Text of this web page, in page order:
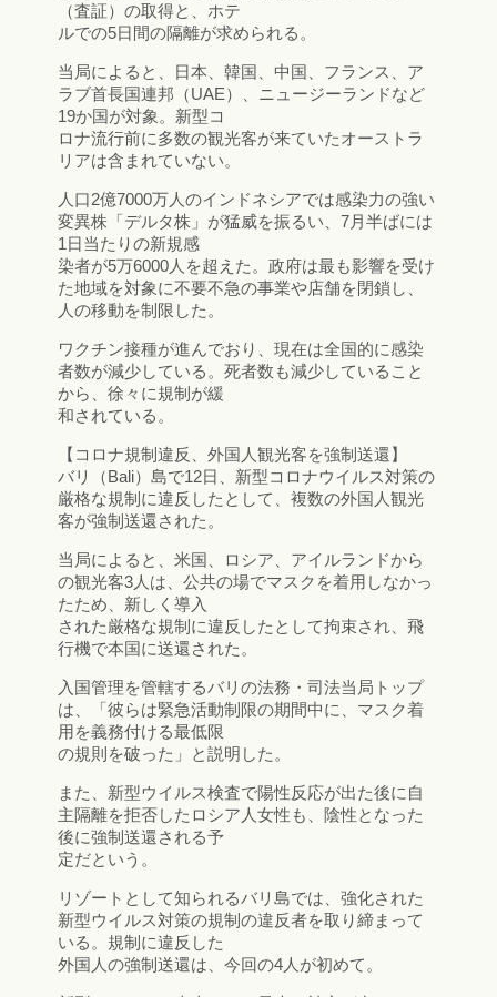
（査証）の取得と、ホテ
ルでの5日間の隔離が求められる。
当局によると、日本、韓国、中国、フランス、ア
ラブ首長国連邦（UAE）、ニュージーランドなど
19か国が対象。新型コ
ロナ流行前に多数の観光客が来ていたオーストラ
リアは含まれていない。
人口2億7000万人のインドネシアでは感染力の強い
変異株「デルタ株」が猛威を振るい、7月半ばには
1日当たりの新規感
染者が5万6000人を超えた。政府は最も影響を受け
た地域を対象に不要不急の事業や店舗を閉鎖し、
人の移動を制限した。
ワクチン接種が進んでおり、現在は全国的に感染
者数が減少している。死者数も減少していること
から、徐々に規制が緩
和されている。
【コロナ規制違反、外国人観光客を強制送還】
バリ（Bali）島で12日、新型コロナウイルス対策の
厳格な規制に違反したとして、複数の外国人観光
客が強制送還された。
当局によると、米国、ロシア、アイルランドから
の観光客3人は、公共の場でマスクを着用しなかっ
たため、新しく導入
された厳格な規制に違反したとして拘束され、飛
行機で本国に送還された。
入国管理を管轄するバリの法務・司法当局トップ
は、「彼らは緊急活動制限の期間中に、マスク着
用を義務付ける最低限
の規則を破った」と説明した。
また、新型ウイルス検査で陽性反応が出た後に自
主隔離を拒否したロシア人女性も、陰性となった
後に強制送還される予
定だという。
リゾートとして知られるバリ島では、強化された
新型ウイルス対策の規制の違反者を取り締まって
いる。規制に違反した
外国人の強制送還は、今回の4人が初めて。